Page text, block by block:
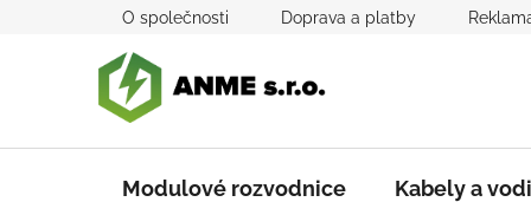
O společnosti Doprava a platby
Modulové rozvodnice Kabely a